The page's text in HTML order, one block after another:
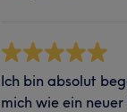
Ich bin absolut
mich wie ein